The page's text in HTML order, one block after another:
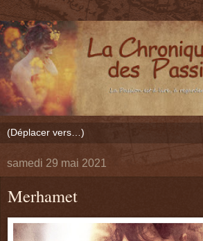
samedi 29 mai 2021
Merhamet